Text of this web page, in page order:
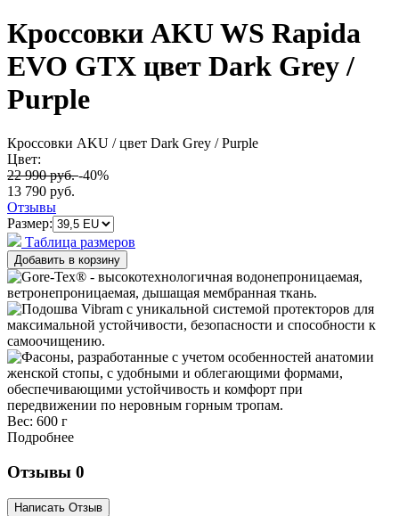
Кроссовки AKU WS Rapida
EVO GTX цвет Dark Grey /
Purple
Кроссовки AKU / цвет Dark Grey / Purple
Цвет:
22 990 руб.-40%
13 790 руб.
Отзывы
Размер:
Таблица размеров
Вес: 600 г
Подробнее
Отзывы 0